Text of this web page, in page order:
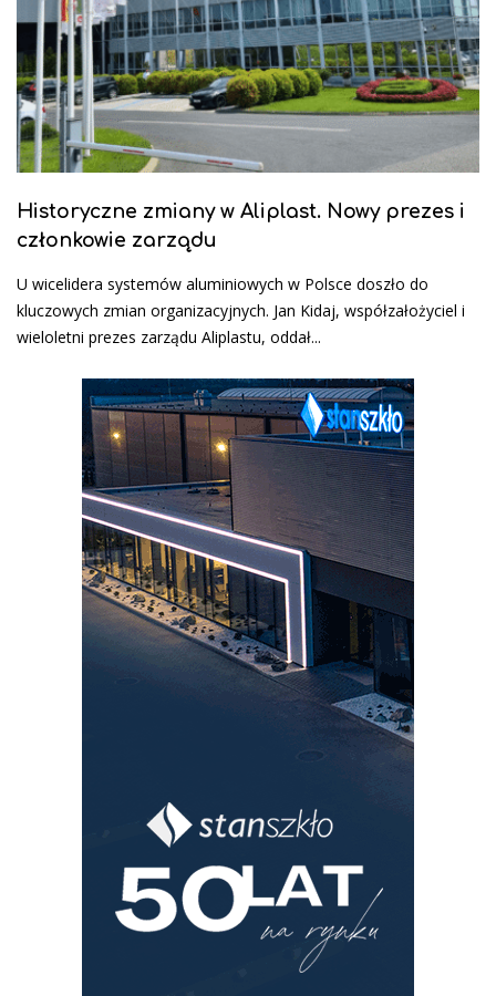
Historyczne zmiany w Aliplast. Nowy prezes i
członkowie zarządu
U wicelidera systemów aluminiowych w Polsce doszło do
kluczowych zmian organizacyjnych. Jan Kidaj, współzałożyciel i
wieloletni prezes zarządu Aliplastu, oddał...